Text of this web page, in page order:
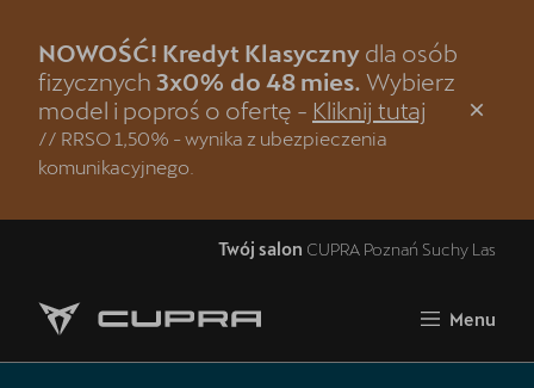
NOWOŚĆ! Kredyt Klasyczny dla osób
fizycznych 3x0% do 48 mies. Wybierz
model i poproś o ofertę - Kliknij tutaj
// RRSO 1,50% - wynika z ubezpieczenia
komunikacyjnego.
Twój salon CUPRA Poznań Suchy Las
Menu
Zamknij
Strona główna
Modele CUPRA
Jazda próbna CUPRĄ
Oferta i aktualności